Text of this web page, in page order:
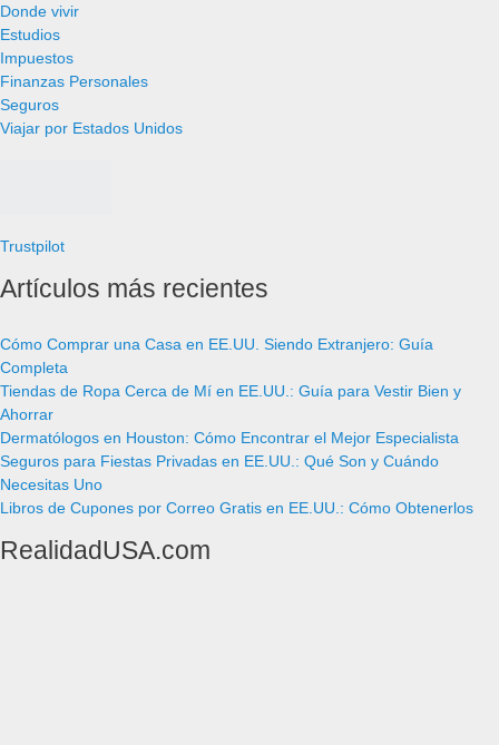
Donde vivir
Estudios
Impuestos
Finanzas Personales
Seguros
Viajar por Estados Unidos
Trustpilot
Artículos más recientes
Cómo Comprar una Casa en EE.UU. Siendo Extranjero: Guía
Completa
Tiendas de Ropa Cerca de Mí en EE.UU.: Guía para Vestir Bien y
Ahorrar
Dermatólogos en Houston: Cómo Encontrar el Mejor Especialista
Seguros para Fiestas Privadas en EE.UU.: Qué Son y Cuándo
Necesitas Uno
Libros de Cupones por Correo Gratis en EE.UU.: Cómo Obtenerlos
RealidadUSA.com